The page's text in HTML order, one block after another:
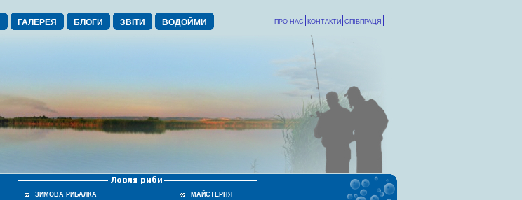
ГАЛЕРЕЯ БЛОГИ ЗВІТИ ВОДОЙМИ СПІВПРАЦЯ
КОНТАКТИ
ПРО НАС
ЗИМОВА РИБАЛКА
МАЙСТЕРНЯ